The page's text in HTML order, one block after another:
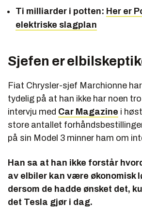
Ti milliarder i potten: Her er
elektriske slagplan
Sjefen er
Fiat Chrysler-sjef Marchionne
tydelig på at han ikke har noen
intervju med Car Magazine i
store antallet
på sin Model 3 minner ham om
Han sa at han ikke forstår
av elbiler kan være økonomisk
dersom de hadde ønsket det,
det Tesla gjør i dag.